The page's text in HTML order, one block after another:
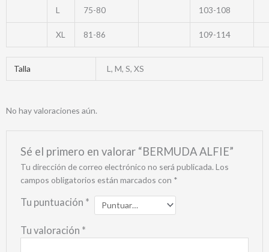
L 75-80 103-108
XL 81-86 109-114
Talla L, M, S, XS
No hay valoraciones aún.
Sé el primero en valorar “BERMUDA ALFIE”
Tu dirección de correo electrónico no será publicada. Los
campos obligatorios están marcados con *
Tu puntuación *
Tu valoración *